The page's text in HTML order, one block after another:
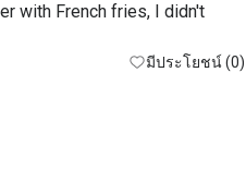
with French fries, I didn't
มีประโยชน์ (0)